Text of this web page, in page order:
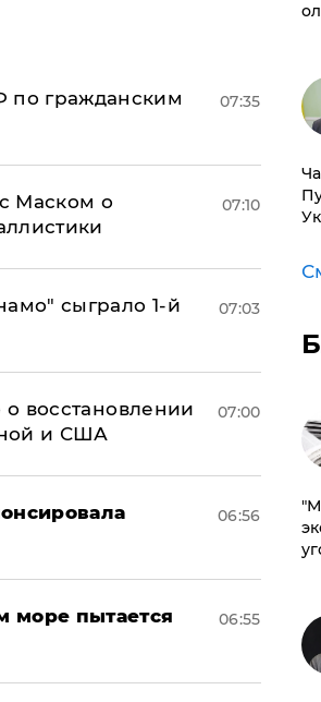
по гражданским
07:35
Маском о
07:10
сыграло 1-й
07:03
восстановлении
и США
07:00
06:56
море пытается
06:55